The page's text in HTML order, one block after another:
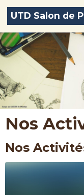
UTD Salon de
Nos
Nos